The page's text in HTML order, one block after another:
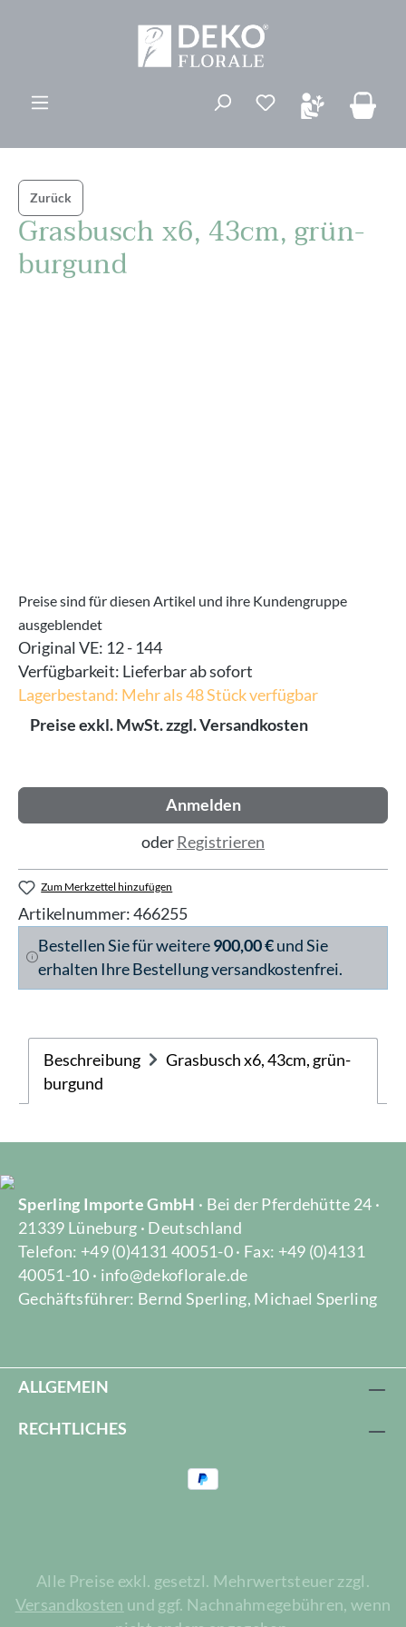
Du hast 0
Zurück
Grasbusch x6, 43cm, grün-
burgund
Preise sind für diesen Artikel und ihre Kundengruppe
ausgeblendet
Original VE: 12 - 144
Verfügbarkeit: Lieferbar ab sofort
Lagerbestand: Mehr als 48 Stück verfügbar
Preise exkl. MwSt. zzgl. Versandkosten
Anmelden
oderRegistrieren
Zum Merkzettel hinzufügen
Artikelnummer:466255
Bestellen Sie für weitere900,00 €und Sie
erhalten Ihre Bestellung versandkostenfrei.
Beschreibung
Grasbusch x6, 43cm, grün-
burgund
Sperling Importe GmbH · Bei der Pferdehütte 24 ·
21339 Lüneburg · Deutschland
Telefon: +49 (0)4131 40051-0 · Fax: +49 (0)4131
40051-10 · info@dekoflorale.de
Gechäftsführer: Bernd Sperling, Michael Sperling
ALLGEMEIN
RECHTLICHES
Alle Preise exkl. gesetzl. Mehrwertsteuer zzgl.
Versandkosten und ggf. Nachnahmegebühren, wenn